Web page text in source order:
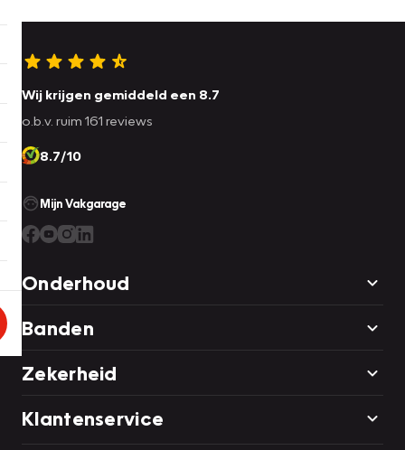
Wij krijgen gemiddeld een 8.7
o.b.v. ruim 161 reviews
8.7/10
Mijn Vakgarage
Onderhoud
Banden
Zekerheid
Klantenservice